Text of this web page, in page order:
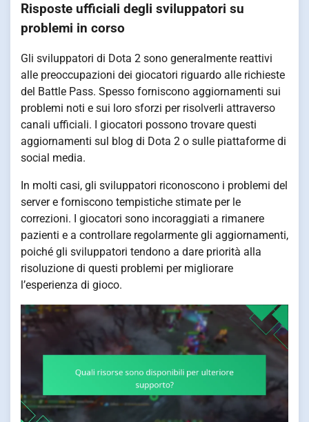
Risposte ufficiali degli sviluppatori su
problemi in corso
Gli sviluppatori di Dota 2 sono generalmente reattivi
alle preoccupazioni dei giocatori riguardo alle richieste
del Battle Pass. Spesso forniscono aggiornamenti sui
problemi noti e sui loro sforzi per risolverli attraverso
canali ufficiali. I giocatori possono trovare questi
aggiornamenti sul blog di Dota 2 o sulle piattaforme di
social media.
In molti casi, gli sviluppatori riconoscono i problemi del
server e forniscono tempistiche stimate per le
correzioni. I giocatori sono incoraggiati a rimanere
pazienti e a controllare regolarmente gli aggiornamenti,
poiché gli sviluppatori tendono a dare priorità alla
risoluzione di questi problemi per migliorare
l’esperienza di gioco.